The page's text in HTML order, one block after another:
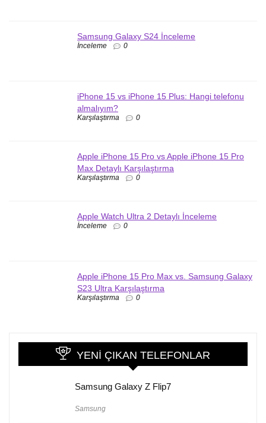
Samsung Galaxy S24 İnceleme
İnceleme 0
iPhone 15 vs iPhone 15 Plus: Hangi telefonu
almalıyım?
Karşılaştırma 0
Apple iPhone 15 Pro vs Apple iPhone 15 Pro
Max Detaylı Karşılaştırma
Karşılaştırma 0
Apple Watch Ultra 2 Detaylı İnceleme
İnceleme 0
Apple iPhone 15 Pro Max vs. Samsung Galaxy
S23 Ultra Karşılaştırma
Karşılaştırma 0
YENI ÇIKAN TELEFONLAR
Samsung Galaxy Z Flip7
Samsung